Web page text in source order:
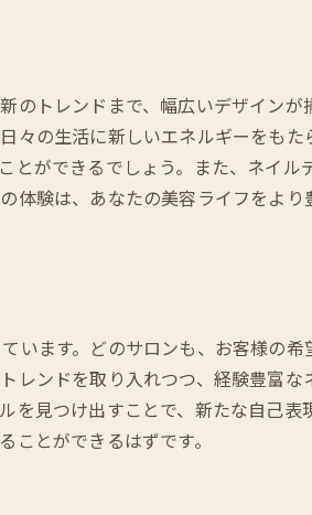
トレンドまで、幅広いデザインが
々の生活に新しいエネルギーをもた
とができるでしょう。また、ネイル
体験は、あなたの美容ライフをより
ます。どのサロンも、お客様の希
レンドを取り入れつつ、経験豊富な
を見つけ出すことで、新たな自己表
とができるはずです。